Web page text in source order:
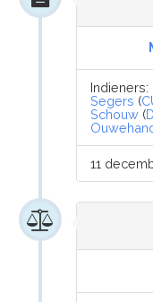
Indieners:
Segers (
Schouw (
11